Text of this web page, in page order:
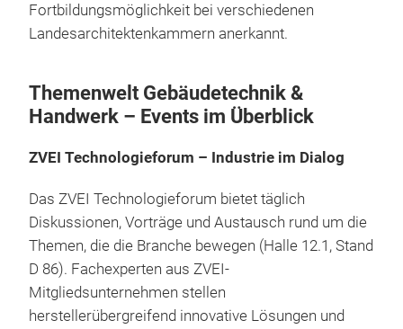
Fortbildungsmöglichkeit bei verschiedenen
Landesarchitektenkammern anerkannt.
Themenwelt Gebäudetechnik &
Handwerk – Events im Überblick
ZVEI Technologieforum – Industrie im Dialog
Das ZVEI Technologieforum bietet täglich
Diskussionen, Vorträge und Austausch rund um die
Themen, die die Branche bewegen (Halle 12.1, Stand
D 86). Fachexperten aus ZVEI-
Mitgliedsunternehmen stellen
herstellerübergreifend innovative Lösungen und